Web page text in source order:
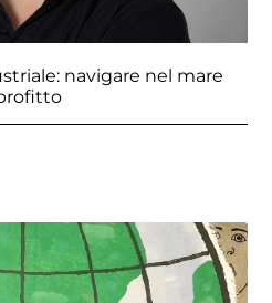
navigare nel mare